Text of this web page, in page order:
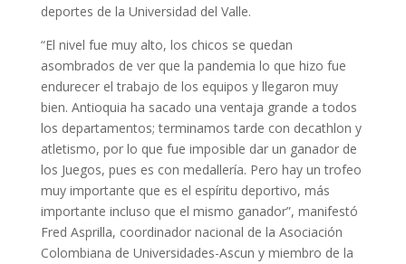
deportes de la Universidad del Valle.
“El nivel fue muy alto, los chicos se quedan
asombrados de ver que la pandemia lo que hizo fue
endurecer el trabajo de los equipos y llegaron muy
bien. Antioquia ha sacado una ventaja grande a todos
los departamentos; terminamos tarde con decathlon y
atletismo, por lo que fue imposible dar un ganador de
los Juegos, pues es con medallería. Pero hay un trofeo
muy importante que es el espíritu deportivo, más
importante incluso que el mismo ganador”, manifestó
Fred Asprilla, coordinador nacional de la Asociación
Colombiana de Universidades-Ascun y miembro de la